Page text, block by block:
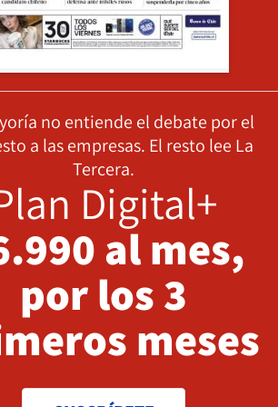
no entiende el debate por el
a las empresas. El resto lee La
Tercera.
Digital+
al mes,
por los 3
meses